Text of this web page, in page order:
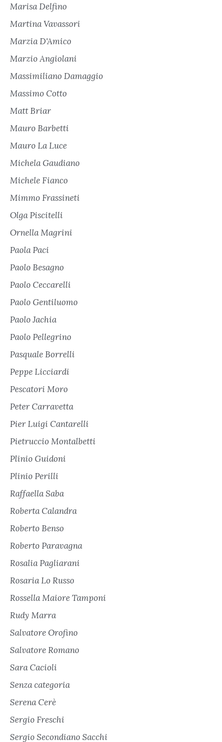
Marisa Delfino
Martina Vavassori
Marzia D'Amico
Marzio Angiolani
Massimiliano Damaggio
Massimo Cotto
Matt Briar
Mauro Barbetti
Mauro La Luce
Michela Gaudiano
Michele Fianco
Mimmo Frassineti
Olga Piscitelli
Ornella Magrini
Paola Paci
Paolo Besagno
Paolo Ceccarelli
Paolo Gentiluomo
Paolo Jachia
Paolo Pellegrino
Pasquale Borrelli
Peppe Licciardi
Pescatori Moro
Peter Carravetta
Pier Luigi Cantarelli
Pietruccio Montalbetti
Plinio Guidoni
Plinio Perilli
Raffaella Saba
Roberta Calandra
Roberto Benso
Roberto Paravagna
Rosalia Pagliarani
Rosaria Lo Russo
Rossella Maiore Tamponi
Rudy Marra
Salvatore Orofino
Salvatore Romano
Sara Cacioli
Senza categoria
Serena Cerè
Sergio Freschi
Sergio Secondiano Sacchi